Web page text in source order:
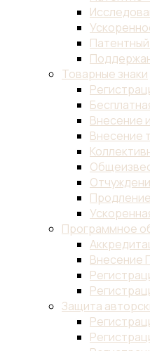
Товарные знаки
Внесение
Внесение
Программное
Внесение
Защита